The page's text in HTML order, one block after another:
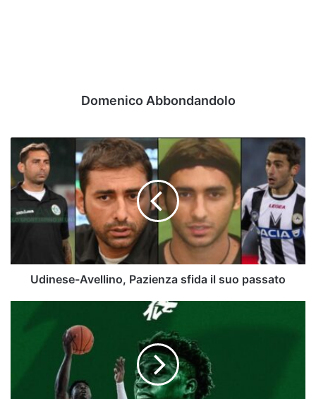
Domenico Abbondandolo
Udinese-
Avellino,
Pazienza
sfida
suo
Udinese-Avellino, Pazienza sfida il suo passato